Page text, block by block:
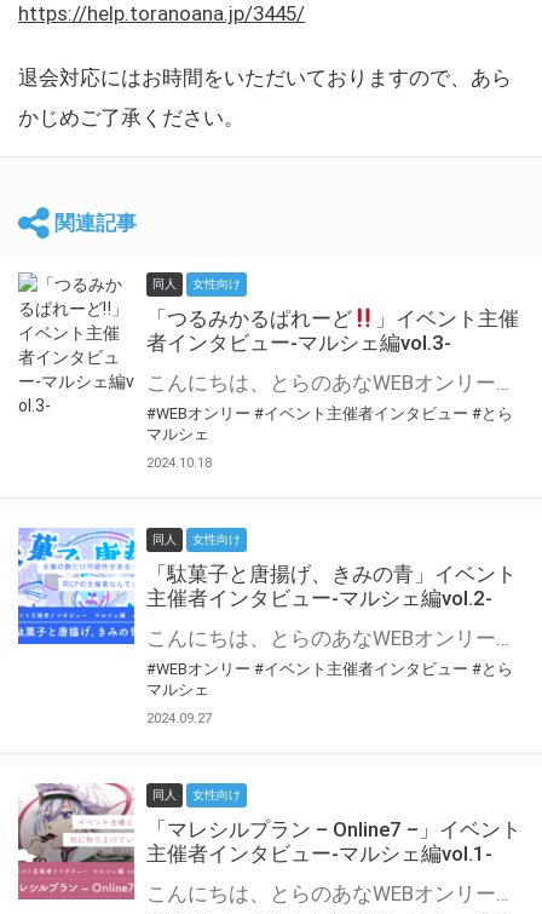
https://help.toranoana.jp/3445/
退会対応にはお時間をいただいておりますので、あら
かじめご了承ください。
関連記事
同人 女性向け
「つるみかるぱれーど
」イベント主催
者インタビュー-マルシェ編vol.3-
こんにちは、とらのあなWEBオンリー運営スタッフです。 新たにお届けする、イベント主催者インタビュー-マルシェ編-は、 とらのあなWEBオンリー「マルシェ」をご利用した主催様に 「マルシェ」を使って開催した感想や心がけをお聞きする企画です。 今回は、WEBオンリー初開催「つるみかるぱれーど
#WEBオンリー #イベント主催者インタビュー #とら
マルシェ
2024.10.18
同人 女性向け
「駄菓子と唐揚げ、きみの青」イベント
主催者インタビュー-マルシェ編vol.2-
こんにちは、とらのあなWEBオンリー運営スタッフです。 新たにお届けする、イベント主催者インタビュー-マルシェ編-は、 とらのあなWEBオンリー「マルシェ」をご利用の主催様に 「マルシェ」を使ってイベントを開催した感想や心がけをお聞きする企画です。 今回は、WEBオンリー初開催「駄菓子と唐揚げ、きみの青」より、 主催のぎこ六屋様にお話を伺いました。 協力：ぎこ六屋様／イベント公式Twitter（@krkgwks） とらのあなWEBオンリー「マルシェ」とは？ WEBオンリーでリアルタイムでコミュニケーションがとれるオンライン会場です。
#WEBオンリー #イベント主催者インタビュー #とら
マルシェ
2024.09.27
同人 女性向け
「マレシルプラン – Online7 –」イベント
主催者インタビュー-マルシェ編vol.1-
こんにちは、とらのあなWEBオンリー運営スタッフです。 新たにお届けする、イベント主催者インタビュー-マルシェ編-は、 とらのあなWEBオンリー「マルシェ」をご利用した主催様に 「マルシェ」を使って開催した感想や心がけをお聞きする企画です。 今回は、WEBオンリー開催7回目迎えた「マレシルプラン – Online7 –」より、 主催の玉川うた様にお話を伺いました。 ▼マレシルプランのインタビュー前回記事 「イベント主催者インタビュー vol.6」はこちら 協力：玉川うた様（マレシルプラン実行委員会 代表）／イベント公式Twitter（@mallesil_plan） とらのあなWEBオンリー「マルシェ」とは？ WEBオンリーでリアルタイムでコミュニケーションがとれるオンライン会場です。